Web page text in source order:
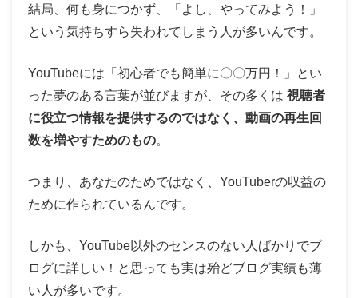
結局、何も身につかず、「よし、やってみよう！」
という気持ちすら失われてしまう人が多いんです。
YouTubeには「初心者でも簡単に〇〇万円！」とい
った夢のある言葉が並びますが、その多くは 視聴者
に役立つ情報を提供するのではなく、動画の再生回
数を増やすためのもの。
つまり、あなたのためではなく、YouTuberの収益の
ために作られているんです。
しかも、YouTube以外のセンスのない人ばかりでブ
ログに詳しい！と思っても実は殆どブログ実績も薄
い人が多いです。